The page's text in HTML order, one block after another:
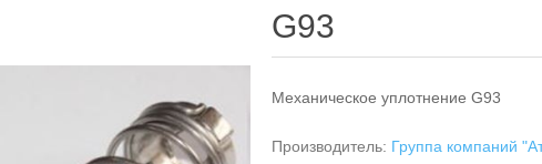
G93
Механическое уплотнение G93
Производитель: Группа компаний